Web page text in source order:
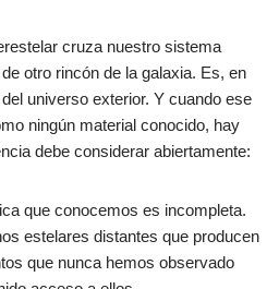
cruza nuestro sistema
otro rincón de la galaxia. Es, en
universo exterior. Y cuando ese
ningún material conocido, hay
debe considerar abiertamente:
que conocemos es incompleta.
estelares distantes que producen
que nunca hemos observado